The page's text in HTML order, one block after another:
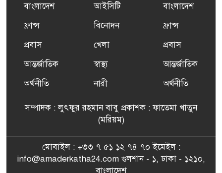
ফ্রান্সসহ ইউরোপীয় দেশসমূহে
দাবদাহ: কারণ, প্রভাব ও করণীয়
ফ্রান্সে সংবর্ধিত হলেন যুক্তরাজ্য
বিএনপি’র আহ্বায়ক কমিটির
সাংবাদিকতায় কৃতিত্বের পুরস্কার
এমপি মমতাজ আলোকে
বাংলাদেশ
ফ্রান্স
প্রবাস
আন্তর্জাতিক
অর্থনীতি
আইসিটি
বিনোদন
খেলা
স্বাস্থ্য
নারী
বাংলাদেশ
ফ্রান্স
প্রবাস
আন্তর্জাতিক
অর্থনীতি
সম্পাদক : লুৎফুর রহমান বাবু প্রকাশক : ফাতেমা খাতুন
(মরিয়ম)
মোবাইল : +৩৩ ৭ ৫১ ১২ ৭৪ ৭০ ইমেইল :
info@amaderkatha24.com গুলশান - ১, ঢাকা - ১২১০,
বাংলাদেশ